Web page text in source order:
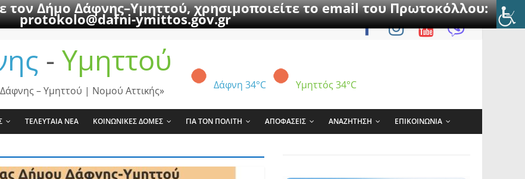
τον Δήμο Δάφνης–Υμηττού, χρησιμοποιείτε το email του Πρωτοκόλλου:
protokolo@dafni-ymittos.gov.gr
- Υμηττού
Δάφνη 34°C Υμηττός 34°C
– Υμηττού | Νομού Αττικής»
ΤΕΛΕΥΤΑΙΑ ΝΕΑ ΚΟΙΝΩΝΙΚΕΣ ΔΟΜΕΣ ΓΙΑ ΤΟΝ ΠΟΛΙΤΗ ΑΠΟΦΑΣΕΙΣ ΑΝΑΖΗΤΗΣΗ ΕΠΙΚΟΙΝΩΝΙΑ